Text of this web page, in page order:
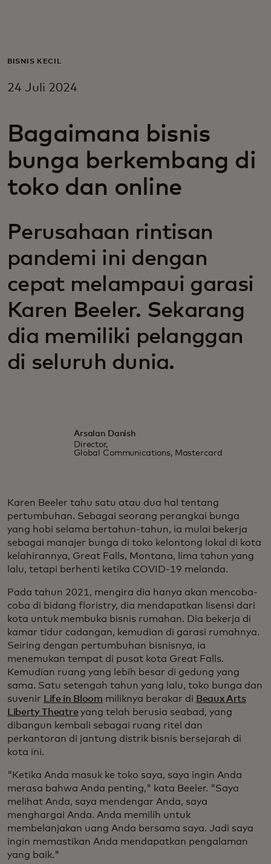
Untuk bisnis
Untuk inovator
Berita dan tren
BISNIS KECIL
24 Juli 2024
Bagaimana bisnis
bunga berkembang di
toko dan online
Perusahaan rintisan
pandemi ini dengan
cepat melampaui garasi
Karen Beeler. Sekarang
dia memiliki pelanggan
di seluruh dunia.
Arsalan Danish
Director,
Global Communications, Mastercard
Karen Beeler tahu satu atau dua hal tentang
pertumbuhan. Sebagai seorang perangkai bunga
yang hobi selama bertahun-tahun, ia mulai bekerja
sebagai manajer bunga di toko kelontong lokal di kota
kelahirannya, Great Falls, Montana, lima tahun yang
lalu, tetapi berhenti ketika COVID-19 melanda.
Pada tahun 2021, mengira dia hanya akan mencoba-
coba di bidang floristry, dia mendapatkan lisensi dari
kota untuk membuka bisnis rumahan. Dia bekerja di
kamar tidur cadangan, kemudian di garasi rumahnya.
Seiring dengan pertumbuhan bisnisnya, ia
menemukan tempat di pusat kota Great Falls.
Kemudian ruang yang lebih besar di gedung yang
sama. Satu setengah tahun yang lalu, toko bunga dan
suvenir
Life in Bloom miliknya berakar di Beaux Arts
Liberty Theatre yang telah berusia seabad, yang
dibangun kembali sebagai ruang ritel dan
perkantoran di jantung distrik bisnis bersejarah di
kota ini.
"Ketika Anda masuk ke toko saya, saya ingin Anda
merasa bahwa Anda penting," kata Beeler. "Saya
melihat Anda, saya mendengar Anda, saya
menghargai Anda. Anda memilih untuk
membelanjakan uang Anda bersama saya. Jadi saya
ingin memastikan Anda mendapatkan pengalaman
yang baik."